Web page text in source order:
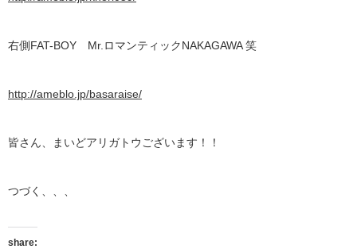
右側FAT-BOY Mr.ロマンティックNAKAGAWA 笑
http://ameblo.jp/basaraise/
皆さん、まいどアリガトウございます！！
つづく、、、
share: